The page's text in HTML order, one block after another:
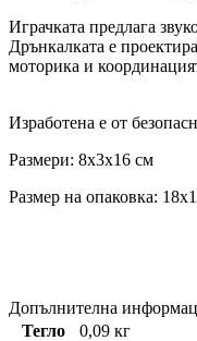
Играчката предлага
Дрънкалката е
моторика и
Изработена е от
Размери: 8x3x16 см
Размер на опаковка:
Допълнителна
Тегло
0,09 кг